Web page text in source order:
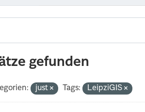
gefunden
just Tags: LeipziGIS